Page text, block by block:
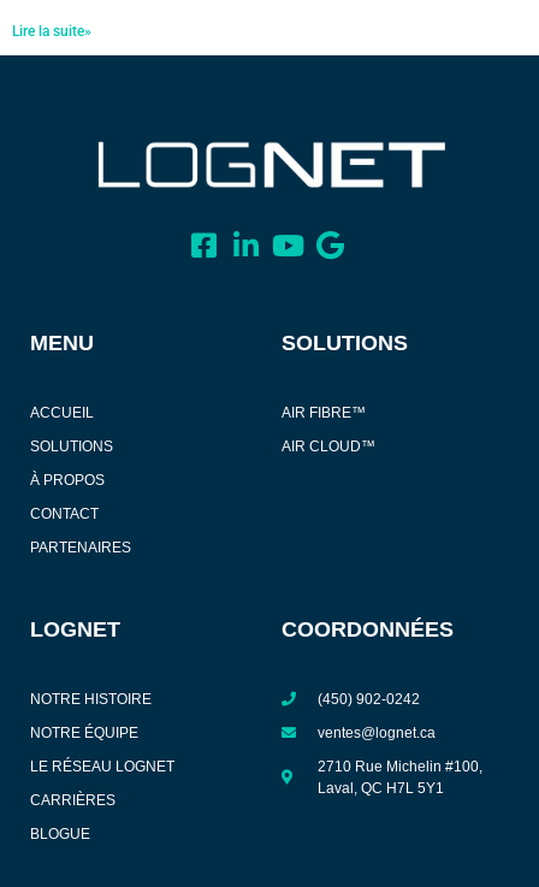
Lire la suite»
MENU
ACCUEIL
SOLUTIONS
À PROPOS
CONTACT
PARTENAIRES
SOLUTIONS
AIR FIBRE™
AIR CLOUD™
LOGNET
NOTRE HISTOIRE
NOTRE ÉQUIPE
LE RÉSEAU LOGNET
CARRIÈRES
BLOGUE
COORDONNÉES
(450) 902-0242
ventes@lognet.ca
2710 Rue Michelin #100,
Laval, QC H7L 5Y1